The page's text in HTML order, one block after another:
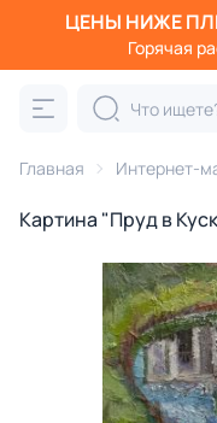
ЦЕНЫ НИЖЕ
Горячая
Главная Интернет-
Картина "Пруд в